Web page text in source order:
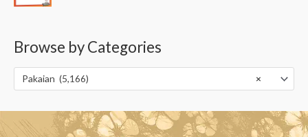
Browse by Categories
×
Pakaian (5,166)